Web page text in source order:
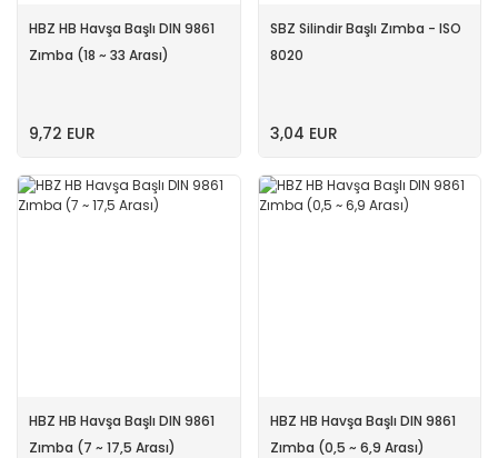
HBZ HB Havşa Başlı DIN 9861
Zımba (18 ~ 33 Arası)
9,72 EUR
SBZ Silindir Başlı Zımba - ISO
8020
3,04 EUR
HBZ HB Havşa Başlı DIN 9861
Zımba (7 ~ 17,5 Arası)
HBZ HB Havşa Başlı DIN 9861
Zımba (0,5 ~ 6,9 Arası)